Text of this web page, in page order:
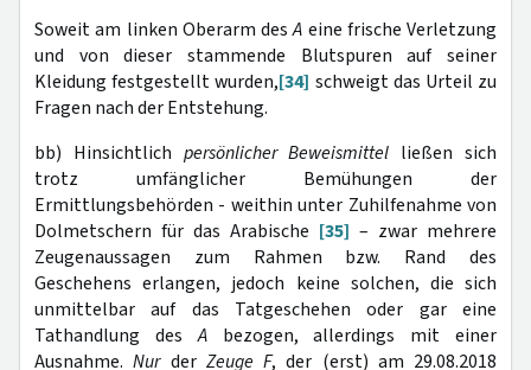
Soweit am linken Oberarm desA eine frische Verletzung
und von dieser stammende Blutspuren auf seiner
Kleidung festgestellt wurden,[34] schweigt das Urteil zu
Fragen nach der Entstehung.
bb) Hinsichtlich persönlicher Beweismittel ließen sich
trotz umfänglicher Bemühungen der
Ermittlungsbehörden - weithin unter Zuhilfenahme von
Dolmetschern für das Arabische [35] – zwar mehrere
Zeugenaussagen zum Rahmen bzw. Rand des
Geschehens erlangen, jedoch keine solchen, die sich
unmittelbar auf das Tatgeschehen oder gar eine
Tathandlung desAbezogen, allerdings mit einer
Ausnahme.Nur derZeuge F, der (erst) am 29.08.2018